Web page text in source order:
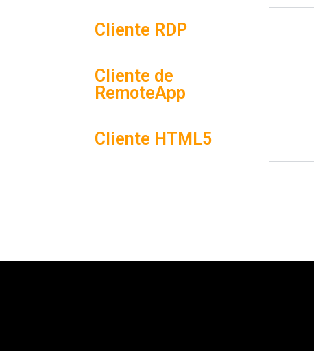
Cliente RDP
Cliente de
RemoteApp
Cliente HTML5